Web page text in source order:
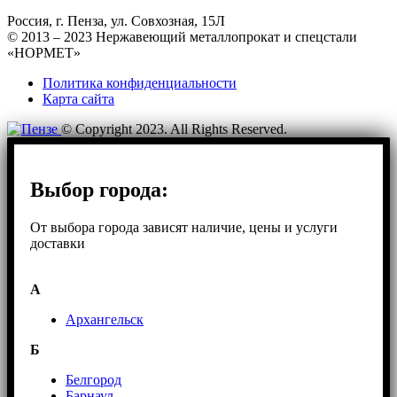
Россия, г. Пенза, ул. Совхозная, 15Л
© 2013 – 2023 Нержавеющий металлопрокат и спецстали
«НОРМЕТ»
Политика конфиденциальности
Карта сайта
© Copyright 2023. All Rights Reserved.
Выбор города:
От выбора города зависят наличие, цены и услуги
доставки
А
Архангельск
Б
Белгород